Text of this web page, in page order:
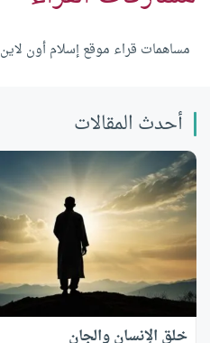
مساهمات قراء موقع إسلام أون لاين
أحدث المقالات
خلق الإنسان والجان